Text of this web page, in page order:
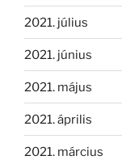
2021. július
2021. június
2021. május
2021. április
2021. március